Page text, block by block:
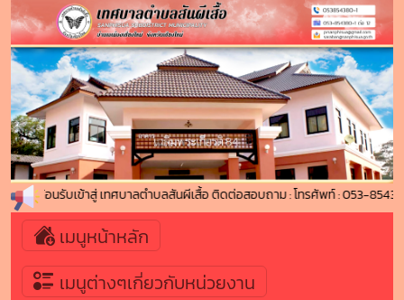
ยินดีต้อนรับเข้าสู่ เทศบาลตำบลสันผีเสื้อ ติดต่อสอบถาม : โทรศัพท์ : 053-
เมนูหน้าหลัก
เมนูต่างๆเกี่ยวกับหน่วยงาน